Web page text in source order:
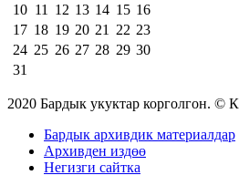
10 11 12 13 14 15 16
17 18 19 20 21 22 23
24 25 26 27 28 29 30
31
2020 Бардык укуктар корголгон.
Бардык архивдик материалдар
Архивден издөө
Негизги сайтка